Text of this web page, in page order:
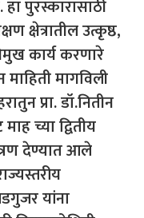
पुरस्कारासाठी
क्षेत्रातील उत्कृष्ठ,
कार्य करणारे
माहिती मागविली
प्रा. डॉ.नितीन
च्या द्वितीय
देण्यात आले
यांना